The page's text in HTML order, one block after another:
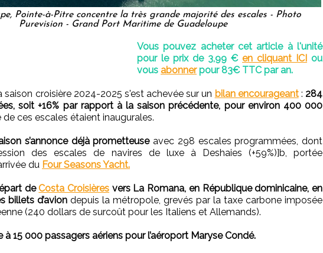
Pointe-à-Pitre concentre la très grande majorité des escales - Photo
Purevision - Grand Port Maritime de Guadeloupe
Vous pouvez acheter cet article à l'unité
pour le prix de 3,99 € en cliquant ICI ou
vous abonner pour 83€ TTC par an.
saison croisière 2024-2025 s'est achevée sur un bilan encourageant: 284
soit +16% par rapport à la saison précédente, pour environ 400 000
de ces escales étaient inaugurales.
s’annonce déjà prometteuseavec 298 escales programmées, dont
des escales de navires de luxe à Deshaies (+59%)]b, portée
du Four Seasons Yacht.
de Costa Croisières vers La Romana, en République dominicaine, en
billets d’avion depuis la métropole, grevés par la taxe carbone imposée
(240 dollars de surcoût pour les Italiens et Allemands).
à 15 000 passagers aériens pour l’aéroport Maryse Condé.